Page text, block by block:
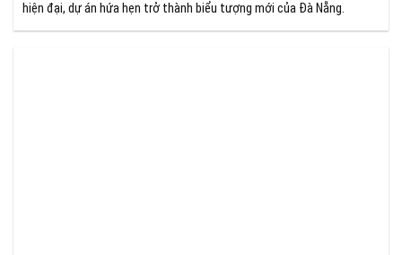
hiện đại, dự án hứa hẹn trở thành biểu tượng mới của Đà Nẵng.